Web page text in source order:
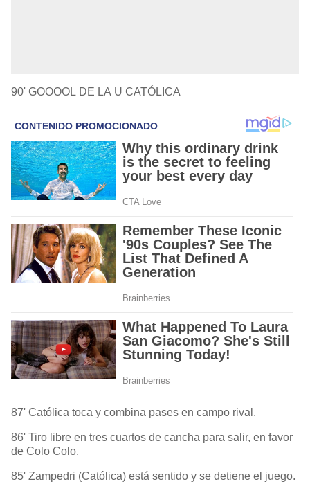
90' GOOOOL DE LA U CATÓLICA
87' Católica toca y combina pases en campo rival.
86' Tiro libre en tres cuartos de cancha para salir, en favor
de Colo Colo.
85' Zampedri (Católica) está sentido y se detiene el juego.